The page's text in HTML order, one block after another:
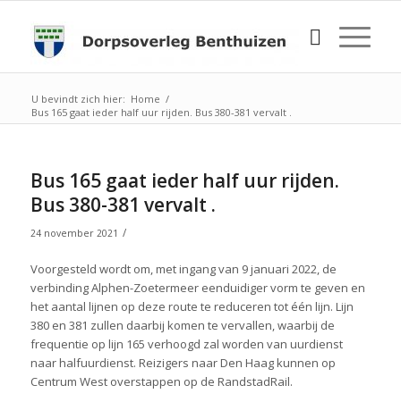
U bevindt zich hier: Home /
Bus 165 gaat ieder half uur rijden. Bus 380-381 vervalt .
Bus 165 gaat ieder half uur rijden.
Bus 380-381 vervalt .
24 november 2021 /
Voorgesteld wordt om, met ingang van 9 januari 2022, de
verbinding Alphen-Zoetermeer eenduidiger vorm te geven en
het aantal lijnen op deze route te reduceren tot één lijn. Lijn
380 en 381 zullen daarbij komen te vervallen, waarbij de
frequentie op lijn 165 verhoogd zal worden van uurdienst
naar halfuurdienst. Reizigers naar Den Haag kunnen op
Centrum West overstappen op de RandstadRail.